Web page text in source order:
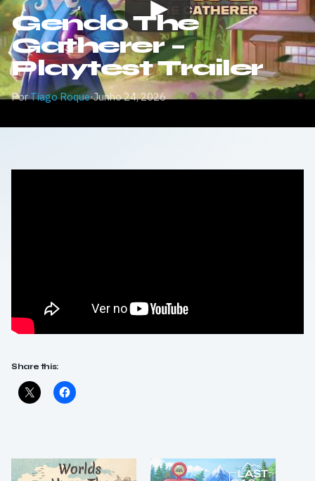
Gendo The
Gatherer –
Playtest Trailer
PorTiago Roque·Junho 24, 2026
Share this: